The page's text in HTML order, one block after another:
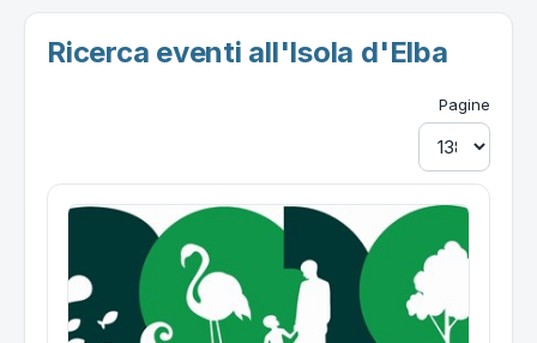
Ricerca eventi all'Isola d'Elba
Pagine